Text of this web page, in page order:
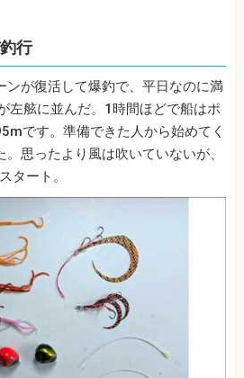
行
ンが復活して爆釣で、平日なのに満
左舷に並んだ。1時間ほどで船はポ
です。準備できた人から始めてく
思ったより風は吹いていないが、
タート。